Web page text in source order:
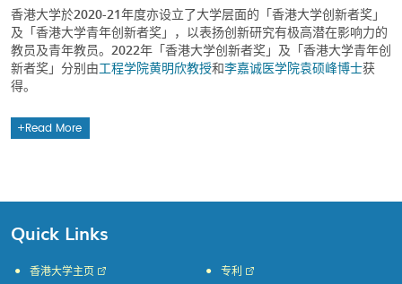
香港大学於2020-21年度亦设立了大学层面的「香港大学创新者奖」
及「香港大学青年创新者奖」，以表扬创新研究有极高潜在影响力的
教员及青年教员。2022年「香港大学创新者奖」及「香港大学青年创
新者奖」分别由工程学院黄明欣教授和李嘉诚医学院袁硕峰博士获
得。
Read More
Quick Links
香港大学主页 专利